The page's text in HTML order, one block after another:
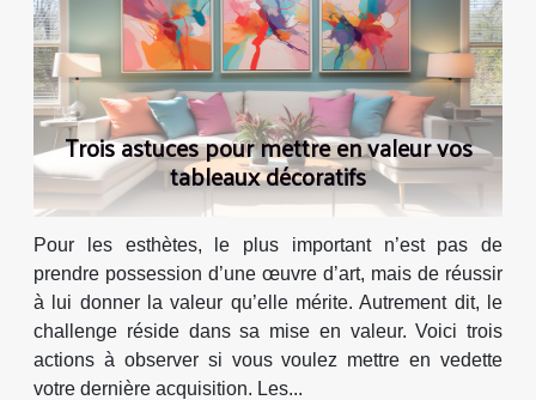
Trois astuces pour mettre en valeur vos
tableaux décoratifs
Pour les esthètes, le plus important n’est pas de
prendre possession d’une œuvre d’art, mais de réussir
à lui donner la valeur qu’elle mérite. Autrement dit, le
challenge réside dans sa mise en valeur. Voici trois
actions à observer si vous voulez mettre en vedette
votre dernière acquisition. Les...